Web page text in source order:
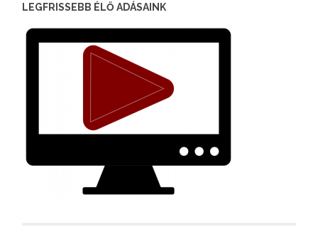
LEGFRISSEBB ÉLŐ ADÁSAINK